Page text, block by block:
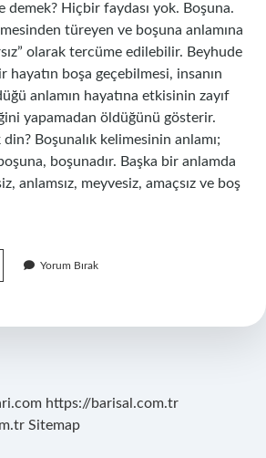
demek? Hiçbir faydası yok. Boşuna.
türeyen ve boşuna anlamına
olarak tercüme edilebilir. Beyhude
hayatın boşa geçebilmesi, insanın
anlamın hayatına etkisinin zayıf
yapamadan öldüğünü gösterir.
Boşunalık kelimesinin anlamı;
boşunadır. Başka bir anlamda
anlamsız, meyvesiz, amaçsız ve boş
Yorum Bırak
https://barisal.com.tr
Sitemap